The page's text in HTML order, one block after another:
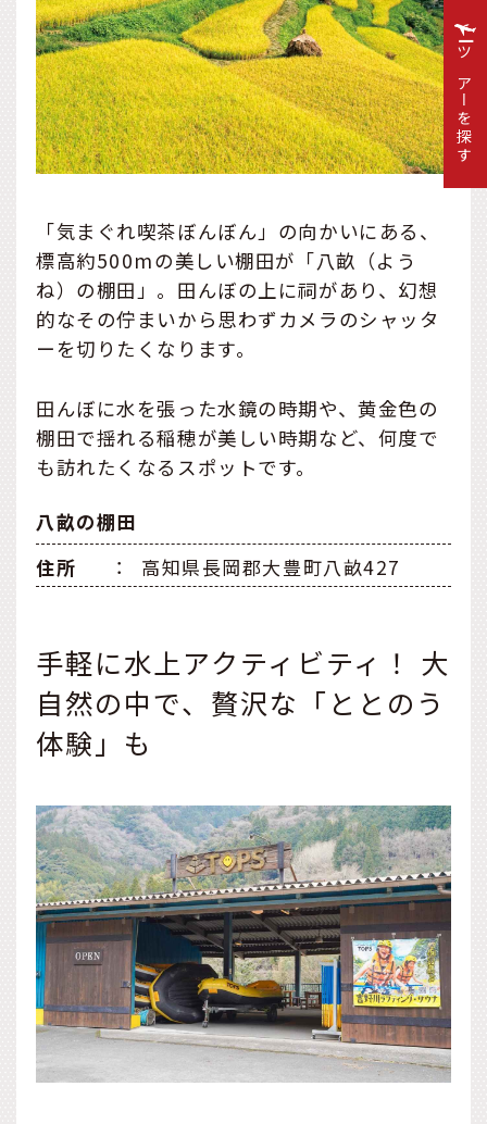
「気まぐれ喫茶ぼんぼん」の向かいにある、
標高約500mの美しい棚田が「八畝（よう
ね）の棚田」。田んぼの上に祠があり、幻想
的なその佇まいから思わずカメラのシャッタ
ーを切りたくなります。
田んぼに水を張った水鏡の時期や、黄金色の
棚田で揺れる稲穂が美しい時期など、何度で
も訪れたくなるスポットです。
八畝の棚田
住所
： 高知県長岡郡大豊町八畝427
手軽に水上アクティビティ！ 大
自然の中で、贅沢な「ととのう
体験」も
ツアーを探す